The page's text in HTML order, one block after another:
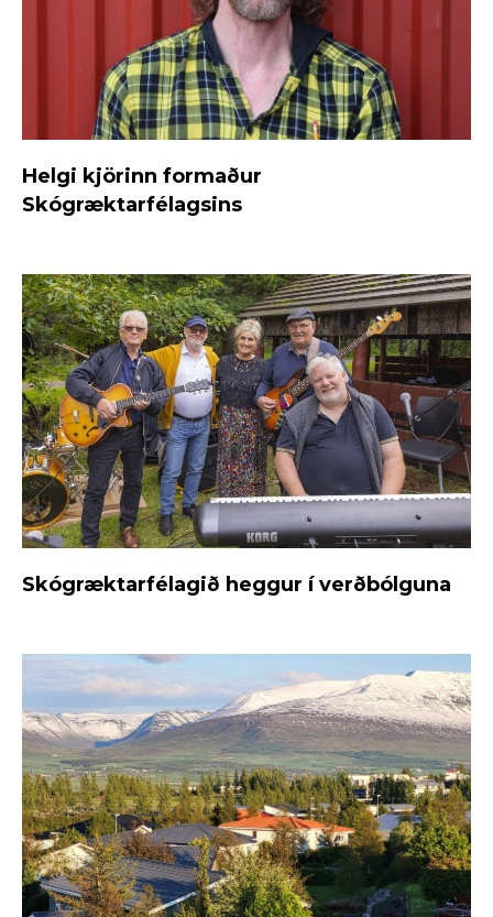
Helgi kjörinn formaður
Skógræktarfélagsins
Skógræktarfélagið heggur í verðbólguna